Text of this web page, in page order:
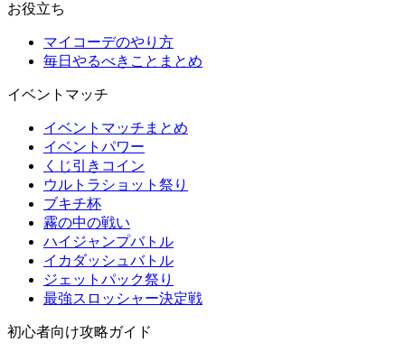
お役立ち
マイコーデのやり方
毎日やるべきことまとめ
イベントマッチ
イベントマッチまとめ
イベントパワー
くじ引きコイン
ウルトラショット祭り
ブキチ杯
霧の中の戦い
ハイジャンプバトル
イカダッシュバトル
ジェットパック祭り
最強スロッシャー決定戦
初心者向け攻略ガイド